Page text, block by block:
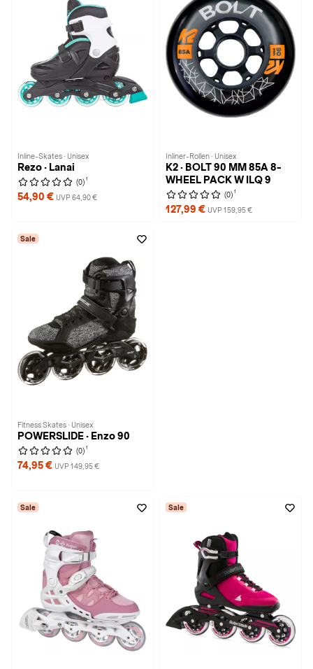
Inline-Skates · Unisex
Rezo · Lanai
(0) 1
54,90 € UVP 64,90 €
Inliner-Rollen · Unisex
K2 · BOLT 90 MM 85A 8-
WHEEL PACK W ILQ 9
(0) 1
127,99 € UVP 159,95 €
Sale
Fitness Skates · Unisex
POWERSLIDE · Enzo 90
(0) 1
74,95 € UVP 149,95 €
Sale Sale